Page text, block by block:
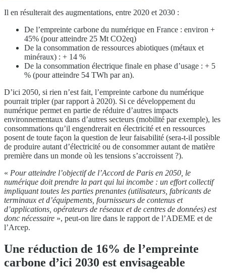
Il en résulterait des augmentations, entre 2020 et 2030 :
De l’empreinte carbone du numérique en France : environ +
45% (pour atteindre 25 Mt CO2eq)
De la consommation de ressources abiotiques (métaux et
minéraux) : + 14 %
De la consommation électrique finale en phase d’usage : + 5
% (pour atteindre 54 TWh par an).
D’ici 2050, si rien n’est fait, l’empreinte carbone du numérique
pourrait tripler (par rapport à 2020). Si ce développement du
numérique permet en partie de réduire d’autres impacts
environnementaux dans d’autres secteurs (mobilité par exemple), les
consommations qu’il engendrerait en électricité et en ressources
posent de toute façon la question de leur faisabilité (sera-t-il possible
de produire autant d’électricité ou de consommer autant de matière
première dans un monde où les tensions s’accroissent ?).
« Pour atteindre l’objectif de l’Accord de Paris en 2050, le
numérique doit prendre la part qui lui incombe : un effort collectif
impliquant toutes les parties prenantes (utilisateurs, fabricants de
terminaux et d’équipements, fournisseurs de contenus et
d’applications, opérateurs de réseaux et de centres de données) est
donc nécessaire », peut-on lire dans le rapport de l’ADEME et de
l’Arcep.
Une réduction de 16% de l’empreinte
carbone d’ici 2030 est envisageable